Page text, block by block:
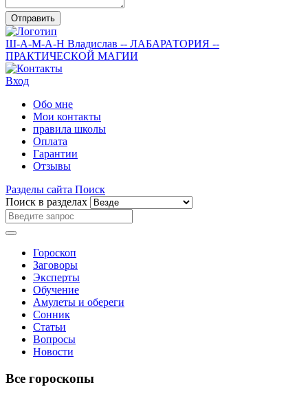
Отправить
Ш-А-М-А-Н Владислав -- ЛАБАРАТОРИЯ --
ПРАКТИЧЕСКОЙ МАГИИ
Вход
Обо мне
Мои контакты
правила школы
Оплата
Гарантии
Отзывы
Разделы сайта Поиск
Поиск в разделах
Гороскоп
Заговоры
Эксперты
Обучение
Амулеты и обереги
Сонник
Статьи
Вопросы
Новости
Все гороскопы